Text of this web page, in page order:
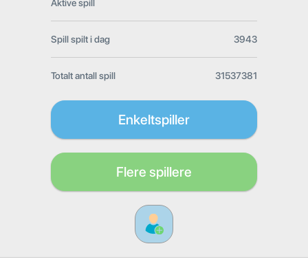
Aktive spill
Spill spilt i dag 3943
Totalt antall spill 31537381
Enkeltspiller
Flere spillere